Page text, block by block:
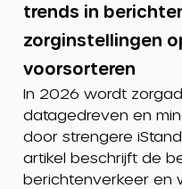
trends in
zorginstellingen
voorsorteren
In 2026 wordt
datagedreven en
door strengere
artikel beschrijft de
berichtenverkeer en